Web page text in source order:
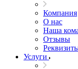
Компания
О нас
Наша
Отзывы
Услуги